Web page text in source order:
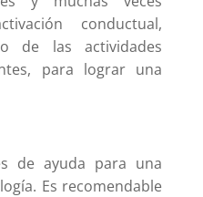
conductual,
de las actividades
para lograr una
de ayuda para una
Es recomendable